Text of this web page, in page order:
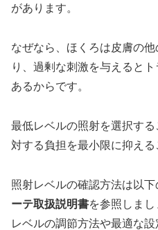
があります。
なぜなら、ほくろは皮膚の
り、過剰な刺激を与えると
あるからです。
最低レベルの照射を選択す
対する負担を最小限に抑える
照射レベルの確認方法は以下
ーテ取扱説明書を参照しま
レベルの調節方法や最適な